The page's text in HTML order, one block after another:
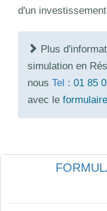
d'un
Plus
simulation en
nous Tel : 01 85
avec le